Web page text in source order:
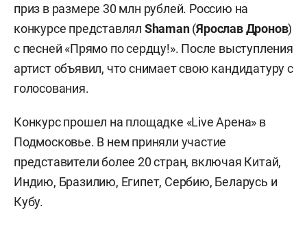
приз в размере 30 млн рублей. Россию на
конкурсе представлял Shaman(Ярослав Дронов)
с песней «Прямо по сердцу!». После выступления
артист объявил, что снимает свою кандидатуру с
голосования.
Конкурс прошел на площадке «Live Арена» в
Подмосковье. В нем приняли участие
представители более 20 стран, включая Китай,
Индию, Бразилию, Египет, Сербию, Беларусь и
Кубу.